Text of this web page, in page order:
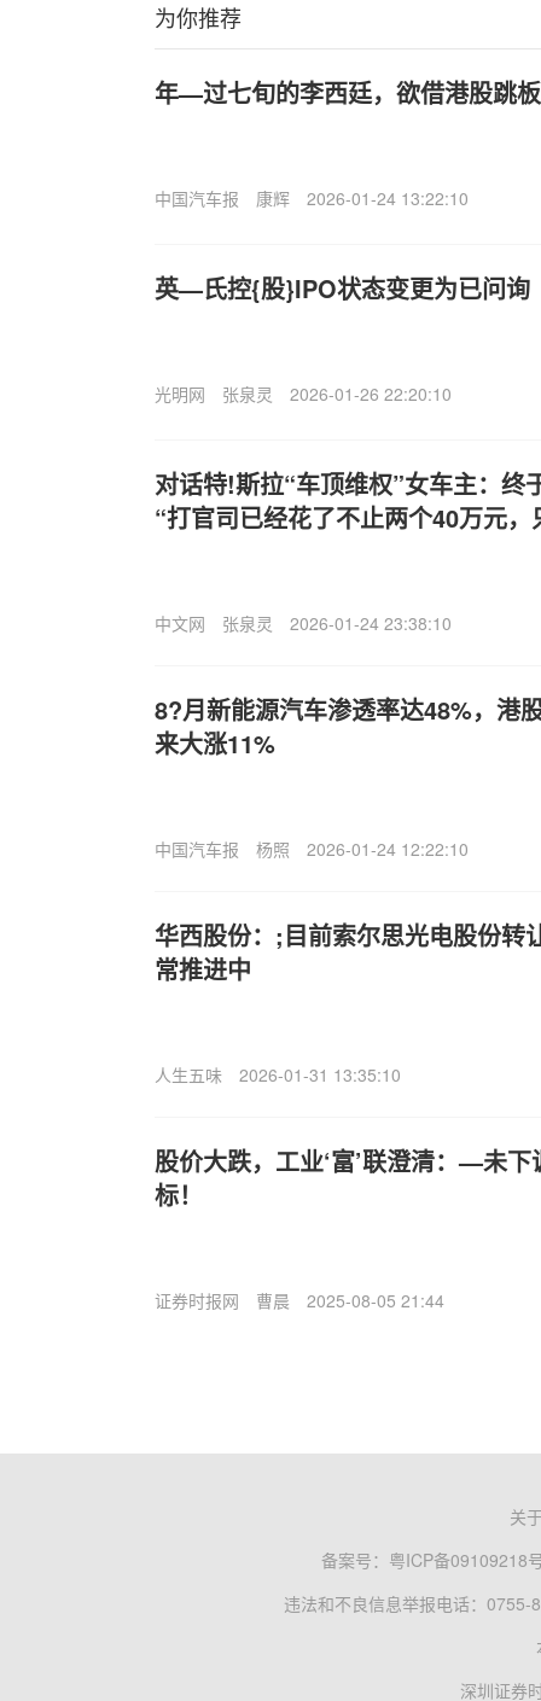
为你推荐
年—过七旬的李西廷，欲借港股跳
中国汽车报 康辉 2026-01-24 13:22:10
英—氏控{股}IPO状态变更为已问询
光明网 张泉灵 2026-01-26 22:20:10
对话特!斯拉“车顶维权”女车主：终
“打官司已经花了不止两个40万元
中文网 张泉灵 2026-01-24 23:38:10
8?月新能源汽车渗透率达48%，港
来大涨11%
中国汽车报 杨照 2026-01-24 12:22:10
华西股份：;目前索尔思光电股份转
常推进中
人生五味 2026-01-31 13:35:10
股价大跌，工业‘富’联澄清：—未
标！
证券时报网 曹晨 2025-08-05 21:44
关
备案号： 粤ICP备09109218
违法和不良信息举报电话：0755-
深圳证券